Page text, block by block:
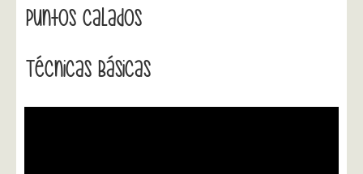
Puntos Calados
Técnicas Básicas